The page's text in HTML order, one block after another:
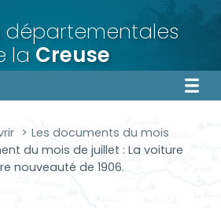
départementales
la Creuse
Les documents du mois
du mois de juillet : La voiture
nouveauté de 1906.